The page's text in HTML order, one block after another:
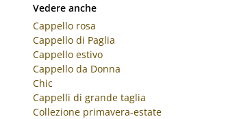
Vedere anche
Cappello rosa
Cappello di Paglia
Cappello estivo
Cappello da Donna
Chic
Cappelli di grande taglia
Collezione primavera-estate